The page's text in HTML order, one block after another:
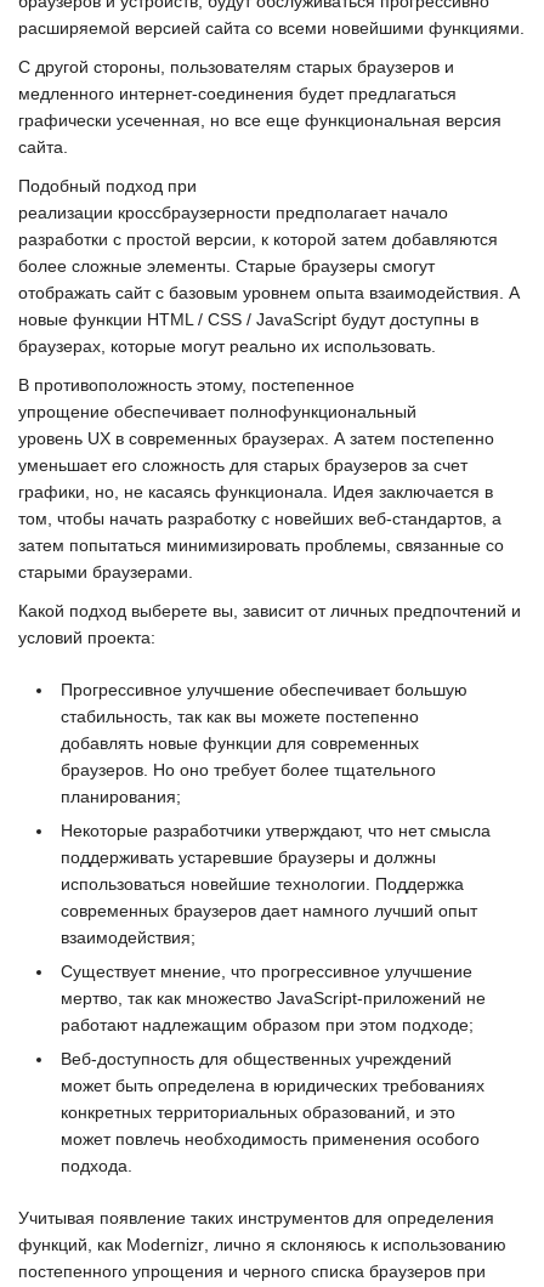
расширяемой версией сайта со всеми новейшими функциями.
С другой стороны, пользователям старых браузеров и
медленного интернет-соединения будет предлагаться
графически усеченная, но все еще функциональная версия
сайта.
Подобный подход при
реализации кроссбраузерности предполагает начало
разработки с простой версии, к которой затем добавляются
более сложные элементы. Старые браузеры смогут
отображать сайт с базовым уровнем опыта взаимодействия. А
новые функции HTML / CSS / JavaScript будут доступны в
браузерах, которые могут реально их использовать.
В противоположность этому, постепенное
упрощение обеспечивает полнофункциональный
уровень UX в современных браузерах. А затем постепенно
уменьшает его сложность для старых браузеров за счет
графики, но, не касаясь функционала. Идея заключается в
том, чтобы начать разработку с новейших веб-стандартов, а
затем попытаться минимизировать проблемы, связанные со
старыми браузерами.
Какой подход выберете вы, зависит от личных предпочтений и
условий проекта:
Прогрессивное улучшение обеспечивает большую
стабильность, так как вы можете постепенно
добавлять новые функции для современных
браузеров. Но оно требует более тщательного
планирования;
Некоторые разработчики утверждают, что нет смысла
поддерживать устаревшие браузеры и должны
использоваться новейшие технологии. Поддержка
современных браузеров дает намного лучший опыт
взаимодействия;
Существует мнение, что прогрессивное улучшение
мертво, так как множество JavaScript-приложений не
работают надлежащим образом при этом подходе;
Веб-доступность для общественных учреждений
может быть определена в юридических требованиях
конкретных территориальных образований, и это
может повлечь необходимость применения особого
подхода.
Учитывая появление таких инструментов для определения
функций, как Modernizr , лично я склоняюсь к использованию
постепенного упрощения и черного списка браузеров при